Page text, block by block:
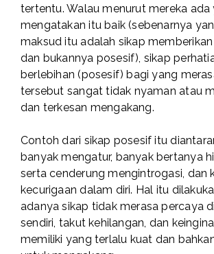
tertentu. Walau menurut mereka ada
mengatakan itu baik (sebenarnya
maksud itu adalah sikap
dan bukannya posesif), sikap
berlebihan (posesif) bagi yang
tersebut sangat tidak nyaman atau
dan terkesan mengakang.
Contoh dari sikap posesif itu
banyak mengatur, banyak bertanya
serta cenderung mengintrogasi, dan
kecurigaan dalam diri. Hal itu
adanya sikap tidak merasa percaya
sendiri, takut kehilangan, dan
memiliki yang terlalu kuat dan